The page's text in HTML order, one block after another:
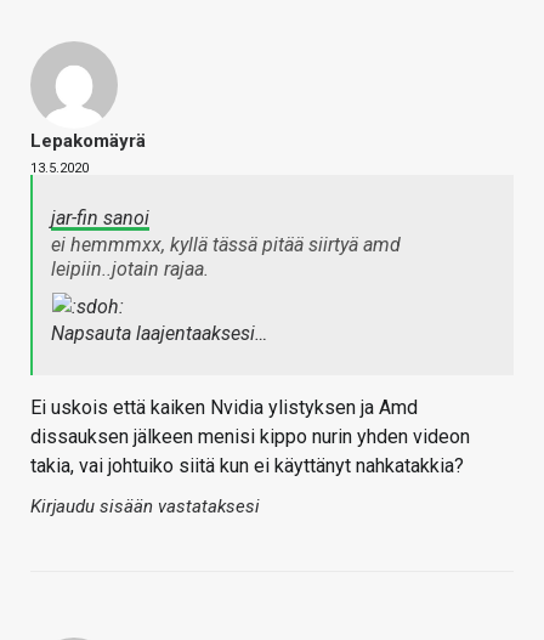
Lepakomäyrä
13.5.2020
jar-fin sanoi
ei hemmmxx, kyllä tässä pitää siirtyä amd
leipiin..jotain rajaa.
Napsauta laajentaaksesi…
Ei uskois että kaiken Nvidia ylistyksen ja Amd
dissauksen jälkeen menisi kippo nurin yhden videon
takia, vai johtuiko siitä kun ei käyttänyt nahkatakkia?
Kirjaudu sisään vastataksesi